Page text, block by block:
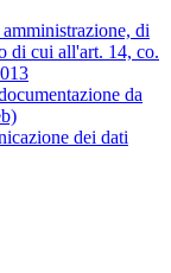
di
di cui all'art. 14, co.
da
dei dati